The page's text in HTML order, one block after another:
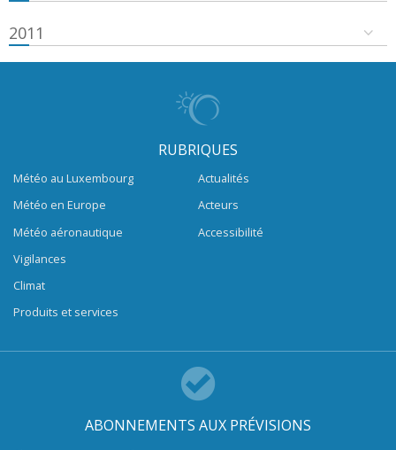
2011
RUBRIQUES
Météo au Luxembourg
Météo en Europe
Météo aéronautique
Vigilances
Climat
Produits et services
Actualités
Acteurs
Accessibilité
ABONNEMENTS AUX PRÉVISIONS